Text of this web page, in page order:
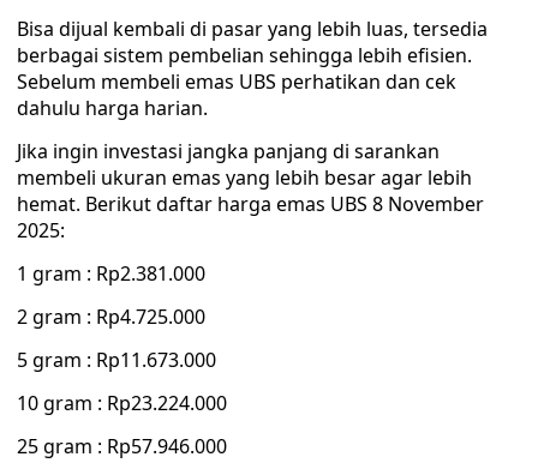
Bisa dijual kembali di pasar yang lebih luas, tersedia
berbagai sistem pembelian sehingga lebih efisien.
Sebelum membeli emas UBS perhatikan dan cek
dahulu harga harian.
Jika ingin investasi jangka panjang di sarankan
membeli ukuran emas yang lebih besar agar lebih
hemat. Berikut daftar harga emas UBS 8 November
2025:
1 gram : Rp2.381.000
2 gram : Rp4.725.000
5 gram : Rp11.673.000
10 gram : Rp23.224.000
25 gram : Rp57.946.000